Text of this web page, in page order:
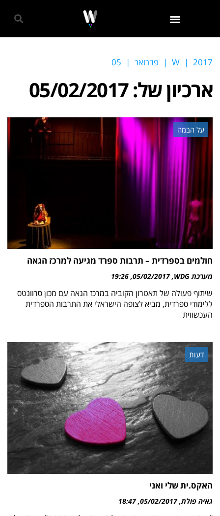
W | 2017
| פברואר |
05
ארכיון של:05/02/2017
על הבמה
חולמים בספרדית – תרבות ספרד מגיעה למרכז הגאה
מערכת WDG 05/02/2017
19:26
שיתוף פעולה של תאטרון הקוביה במרכז הגאה עם מכון סרוונטס
ללימודי ספרדית, מביא לצופה הישראלי את התרבות הספרדית
העכשווית
דעות
האקס.ית שלי ואני
גאיה פולת 05/02/2017
18:47